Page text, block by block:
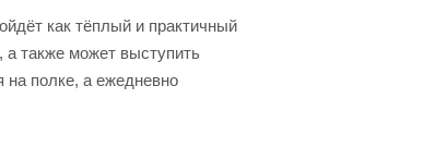
как тёплый и практичный
также может выступить
полке, а ежедневно